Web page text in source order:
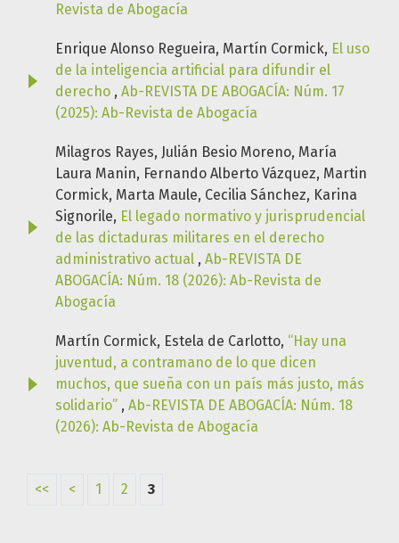
Revista de Abogacía
Enrique Alonso Regueira, Martín Cormick, El uso
de la inteligencia artificial para difundir el
derecho , Ab-REVISTA DE ABOGACÍA: Núm. 17
(2025): Ab-Revista de Abogacía
Milagros Rayes, Julián Besio Moreno, María
Laura Manin, Fernando Alberto Vázquez, Martin
Cormick, Marta Maule, Cecilia Sánchez, Karina
Signorile, El legado normativo y jurisprudencial
de las dictaduras militares en el derecho
administrativo actual , Ab-REVISTA DE
ABOGACÍA: Núm. 18 (2026): Ab-Revista de
Abogacía
Martín Cormick, Estela de Carlotto, “Hay una
juventud, a contramano de lo que dicen
muchos, que sueña con un país más justo, más
solidario” , Ab-REVISTA DE ABOGACÍA: Núm. 18
(2026): Ab-Revista de Abogacía
<< < 1 2 3